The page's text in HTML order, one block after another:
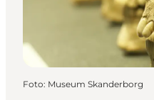
Planlæg
Foto: Museum Skanderborg